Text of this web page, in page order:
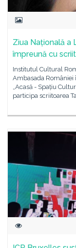
Ziua Națională a
împreună cu
Institutul Cultural
Ambasada României
„Acasă - Spațiu
participa scriitoarea